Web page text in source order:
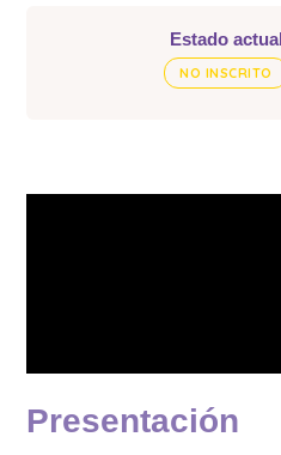
Estado actual
NO INSCRITO
Presentación